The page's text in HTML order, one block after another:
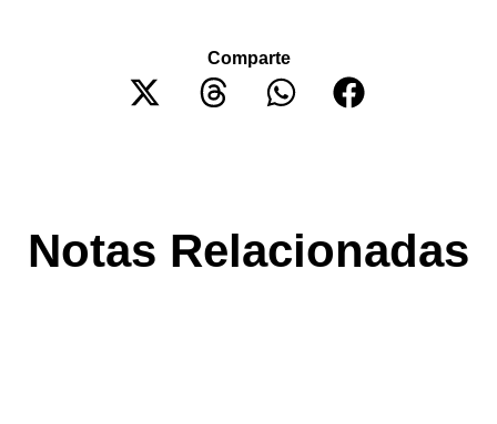
Comparte
Notas Relacionadas